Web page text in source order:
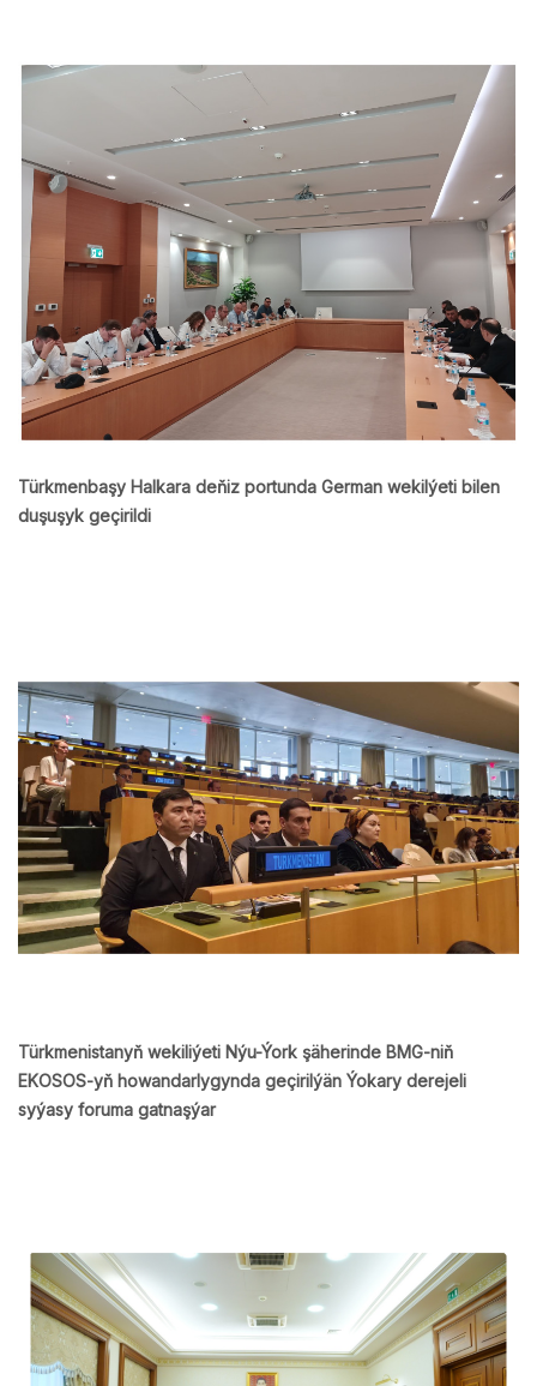
Türkmenbaşy Halkara deňiz portunda German wekilýeti bilen
duşuşyk geçirildi
Türkmenistanyň wekiliýeti Nýu-Ýork şäherinde BMG-niň
EKOSOS-yň howandarlygynda geçirilýän Ýokary derejeli
syýasy foruma gatnaşýar